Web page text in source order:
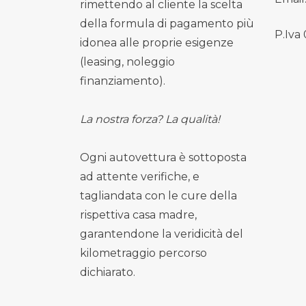
rimettendo al cliente la scelta
della formula di pagamento più
idonea alle proprie esigenze
(leasing, noleggio
finanziamento).
La nostra forza? La qualità!
Ogni autovettura è sottoposta
ad attente verifiche, e
tagliandata con le cure della
rispettiva casa madre,
garantendone la veridicità del
kilometraggio percorso
dichiarato.
P.Iva